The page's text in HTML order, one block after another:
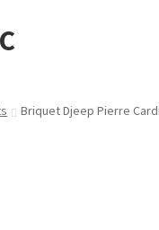
Briquet Djeep Pierre